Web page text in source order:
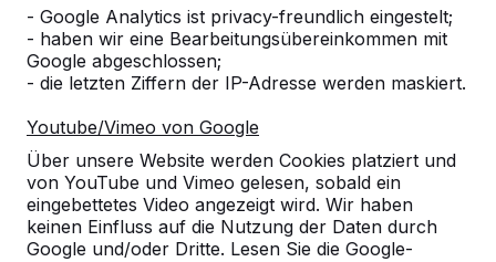
- Google Analytics ist privacy-freundlich eingestelt;
- haben wir eine Bearbeitungsübereinkommen mit
Google abgeschlossen;
- die letzten Ziffern der IP-Adresse werden maskiert.
Youtube/Vimeo von Google
Über unsere Website werden Cookies platziert und
von YouTube und Vimeo gelesen, sobald ein
eingebettetes Video angezeigt wird. Wir haben
keinen Einfluss auf die Nutzung der Daten durch
Google und/oder Dritte. Lesen Sie die Google-